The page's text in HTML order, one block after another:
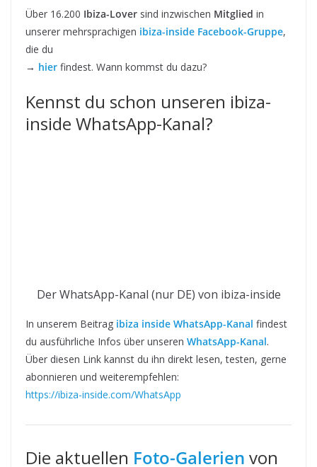
Über 16.200 Ibiza-Lover sind inzwischen Mitglied in
unserer mehrsprachigen ibiza-inside Facebook-Gruppe,
die du
→ hier findest. Wann kommst du dazu?
Kennst du schon unseren ibiza-
inside WhatsApp-Kanal?
Der WhatsApp-Kanal (nur DE) von ibiza-inside
In unserem Beitrag ibiza inside WhatsApp-Kanal findest
du ausführliche Infos über unseren WhatsApp-Kanal.
Über diesen Link kannst du ihn direkt lesen, testen, gerne
abonnieren und weiterempfehlen:
https://ibiza-inside.com/WhatsApp
Die aktuellen Foto-Galerien von